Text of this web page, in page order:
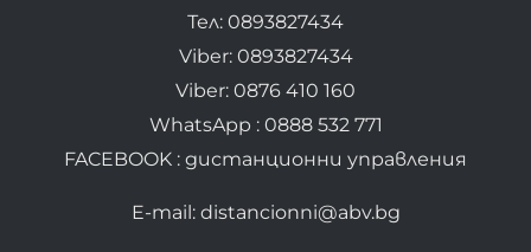
Тел: 0893827434
Viber: 0893827434
Viber: 0876 410 160
WhatsApp : 0888 532 771
FACEBOOK : дистанционни управления
E-mail: distancionni@abv.bg